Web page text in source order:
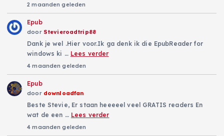
2 maanden geleden
Epub
door Stevieroadtrip88
Dank je wel .Hier voor.Ik ga denk ik die EpubReader for
windows ki … Lees verder
4 maanden geleden
Epub
door downloadfan
Beste Stevie, Er staan heeeeel veel GRATIS readers En
wat de een … Lees verder
4 maanden geleden